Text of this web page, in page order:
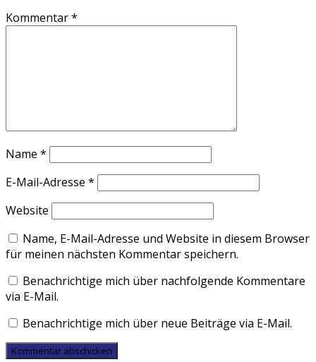
Kommentar*
Name *
E-Mail-Adresse *
Website
Name, E-Mail-Adresse und Website in diesem Browser
für meinen nächsten Kommentar speichern.
Benachrichtige mich über nachfolgende Kommentare
via E-Mail.
Benachrichtige mich über neue Beiträge via E-Mail.